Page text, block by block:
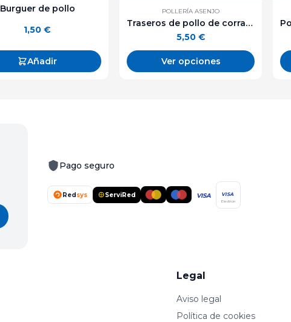
Burguer de pollo
1,50€
Añadir
POLLERÍA ASENJO
Traseros de pollo de corral. 500 g. aprox.
5,50 €
Ver opciones
Pago seguro
Redsys ServiRed VISA VISA
Electron
Legal
Aviso legal
Política de cookies